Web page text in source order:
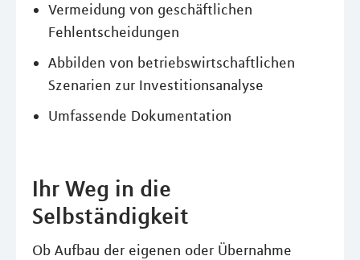
Vermeidung von geschäftlichen
Fehlentscheidungen
Abbilden von betriebswirtschaftlichen
Szenarien zur Investitionsanalyse
Umfassende Dokumentation
Ihr Weg in die
Selbständigkeit
Ob Aufbau der eigenen oder Übernahme